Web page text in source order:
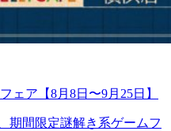
ェア【8月8日〜9月25日】
期間限定謎解き系ゲームフ